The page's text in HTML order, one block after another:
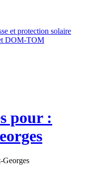
et protection solaire
DOM-TOM
pour :
Georges